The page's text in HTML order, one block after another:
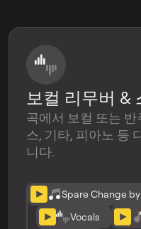
보컬 리무버 &
곡에서 보컬 또는
스, 기타, 피아노 등
니다.
Spare Change
Vocals